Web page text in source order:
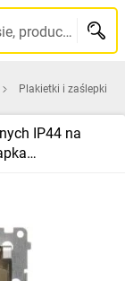
Szukaj po nazwie, indeksie, producencie, kodzie kreskowym...
Plakietki i zaślepki
IP44 na